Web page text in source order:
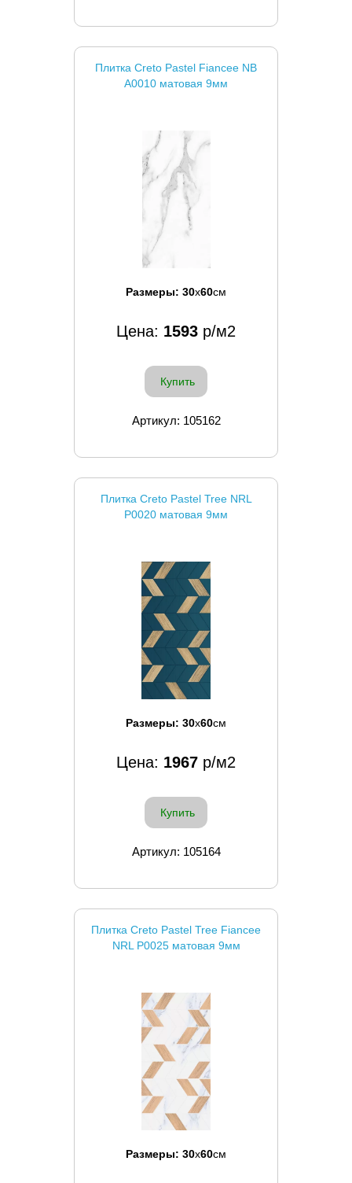
Плитка Creto Pastel Fiancee NB
A0010 матовая 9мм
Размеры: 30x60см
Цена: 1593 р/м2
Купить
Артикул: 105162
Плитка Creto Pastel Tree NRL
P0020 матовая 9мм
Размеры: 30x60см
Цена: 1967 р/м2
Купить
Артикул: 105164
Плитка Creto Pastel Tree Fiancee
NRL P0025 матовая 9мм
Размеры: 30x60см